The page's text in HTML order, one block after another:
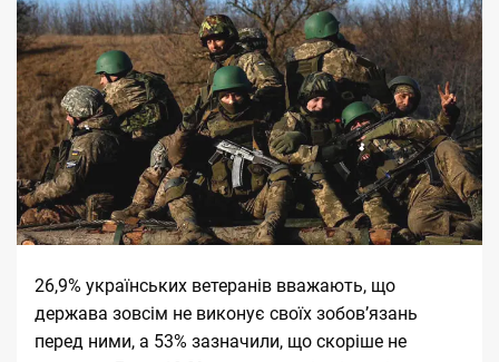
26,9% українських ветеранів вважають, що
держава зовсім не виконує своїх зобов’язань
перед ними, а 53% зазначили, що скоріше не